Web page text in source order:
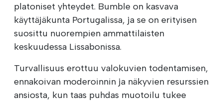
platoniset yhteydet. Bumble on kasvava
käyttäjäkunta Portugalissa, ja se on erityisen
suosittu nuorempien ammattilaisten
keskuudessa Lissabonissa.
Turvallisuus erottuu valokuvien todentamisen,
ennakoivan moderoinnin ja näkyvien resurssien
ansiosta, kun taas puhdas muotoilu tukee